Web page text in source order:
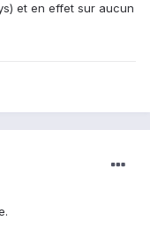
et en effet sur aucun